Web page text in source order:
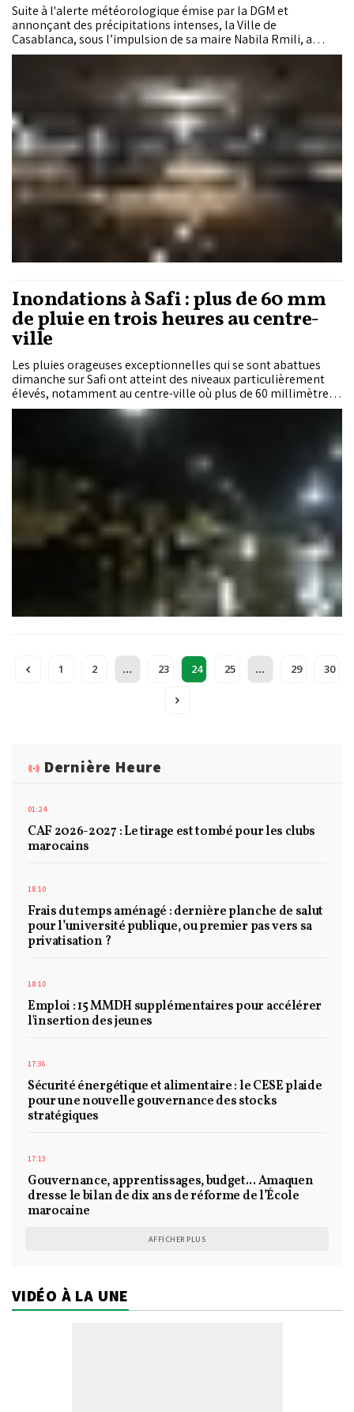
Suite à l'alerte météorologique émise par la DGM et
annonçant des précipitations intenses, la Ville de
Casablanca, sous l’impulsion de sa maire Nabila Rmili, a
publié une série de recommandations préventives destinées
immeubles disposant de parkings souterrains.
Inondations à Safi : plus de 60 mm
de pluie en trois heures au centre-
ville
Les pluies orageuses exceptionnelles qui se sont abattues
dimanche sur Safi ont atteint des niveaux particulièrement
élevés, notamment au centre-ville où plus de 60 millimètres
de précipitations ont été enregistrés en trois heures. Une
intensité qui explique l’ampleur des crues soudaines ayant
1 2 ... 23 24 25 ... 29 30
Dernière Heure
01:24
CAF 2026-2027 : Le tirage est tombé pour les clubs
marocains
18:10
Frais du temps aménagé : dernière planche de salut
pour l’université publique, ou premier pas vers sa
privatisation ?
18:10
Emploi : 15 MMDH supplémentaires pour accélérer
l'insertion des jeunes
17:36
Sécurité énergétique et alimentaire : le CESE plaide
pour une nouvelle gouvernance des stocks
stratégiques
17:13
Gouvernance, apprentissages, budget... Amaquen
dresse le bilan de dix ans de réforme de l’École
marocaine
AFFICHER PLUS
VIDÉO À LA UNE